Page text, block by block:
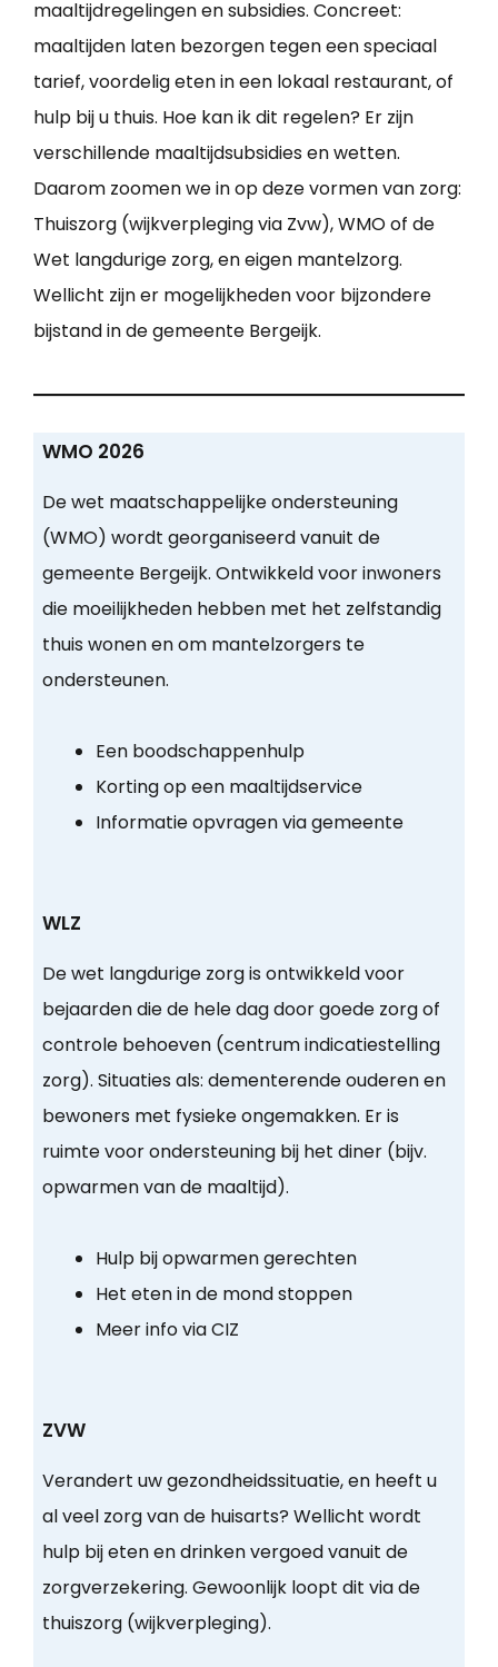
maaltijdregelingen en subsidies. Concreet:
maaltijden laten bezorgen tegen een speciaal
tarief, voordelig eten in een lokaal restaurant, of
hulp bij u thuis. Hoe kan ik dit regelen? Er zijn
verschillende maaltijdsubsidies en wetten.
Daarom zoomen we in op deze vormen van zorg:
Thuiszorg (wijkverpleging via Zvw), WMO of de
Wet langdurige zorg, en eigen mantelzorg.
Wellicht zijn er mogelijkheden voor bijzondere
bijstand in de gemeente Bergeijk.
WMO 2026
De wet maatschappelijke ondersteuning
(WMO) wordt georganiseerd vanuit de
gemeente Bergeijk. Ontwikkeld voor inwoners
die moeilijkheden hebben met het zelfstandig
thuis wonen en om mantelzorgers te
ondersteunen.
Een boodschappenhulp
Korting op een maaltijdservice
Informatie opvragen via gemeente
WLZ
De wet langdurige zorg is ontwikkeld voor
bejaarden die de hele dag door goede zorg of
controle behoeven (centrum indicatiestelling
zorg). Situaties als: dementerende ouderen en
bewoners met fysieke ongemakken. Er is
ruimte voor ondersteuning bij het diner (bijv.
opwarmen van de maaltijd).
Hulp bij opwarmen gerechten
Het eten in de mond stoppen
Meer info via CIZ
ZVW
Verandert uw gezondheidssituatie, en heeft u
al veel zorg van de huisarts? Wellicht wordt
hulp bij eten en drinken vergoed vanuit de
zorgverzekering. Gewoonlijk loopt dit via de
thuiszorg (wijkverpleging).